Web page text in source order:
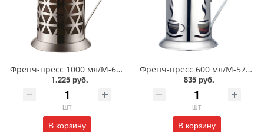
Френч-пресс 1000 мл/М-6410
1.225 руб.
шт
В корзину
Френч-пресс 600 мл/М-5760
835 руб.
шт
В корзину